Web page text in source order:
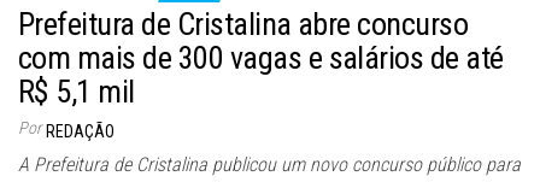
Prefeitura de Cristalina abre concurso
com mais de 300 vagas e salários de até
R$ 5,1 mil
Por REDAÇÃO
A Prefeitura de Cristalina publicou um novo concurso público para